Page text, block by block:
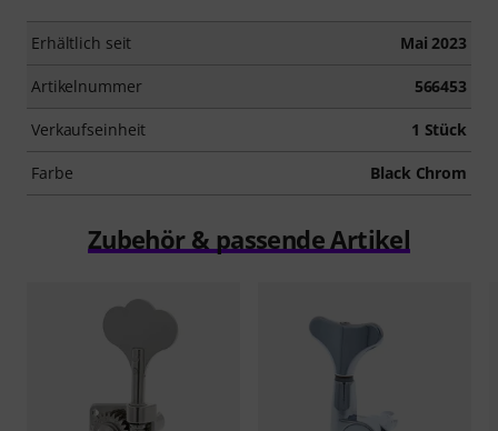
Erhältlich seit Mai 2023
Artikelnummer 566453
Verkaufseinheit 1 Stück
Farbe Black Chrom
Zubehör & passende Artikel